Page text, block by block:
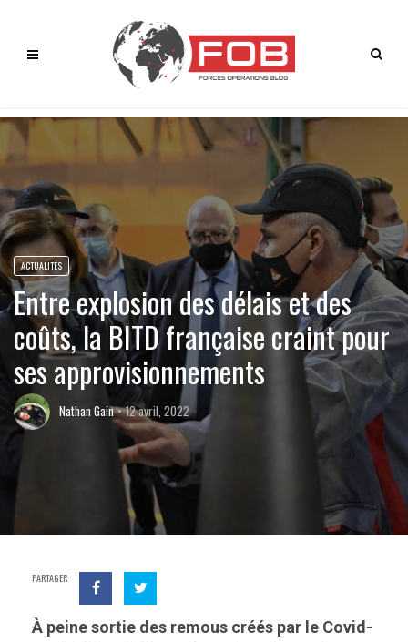
ACTUALITÉS
Entre explosion des délais et des
coûts, la BITD française craint pour
ses approvisionnements
Nathan Gain 12 avril, 2022
PARTAGER
À peine sortie des remous créés par le Covid-